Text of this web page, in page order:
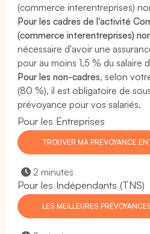
(commerce interentreprises)
Pour les cadres de l'activité
(commerce interentreprises)
nécessaire d'avoir une
pour au moins 1,5 % du salaire
Pour les non-cadres, selon
(80 %), il est obligatoire de
prévoyance pour vos salariés.
Pour les Entreprises
TROUVER MA PRÉVOYANCE
2 minutes
Pour les Indépendants (TNS)
LES MEILLEURES